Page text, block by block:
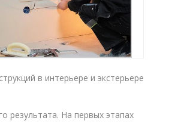
в интерьере и экстерьере
результата. На первых этапах